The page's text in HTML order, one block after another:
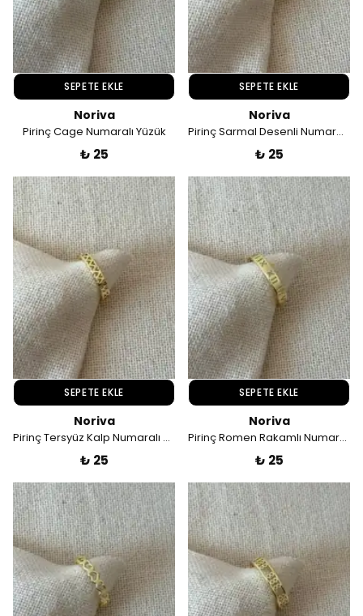
SEPETE EKLE
Noriva
Pirinç Cage Numaralı Yüzük
₺ 25
SEPETE EKLE
Noriva
Pirinç Sarmal Desenli Numaralı Yüzük
₺ 25
SEPETE EKLE
Noriva
Pirinç Tersyüz Kalp Numaralı Yüzük
₺ 25
SEPETE EKLE
Noriva
Pirinç Romen Rakamlı Numaralı Yüzük
₺ 25